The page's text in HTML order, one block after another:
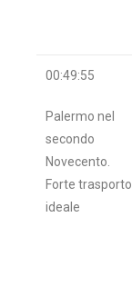
00:49:55
Palermo nel
secondo
Novecento.
Forte trasporto
ideale